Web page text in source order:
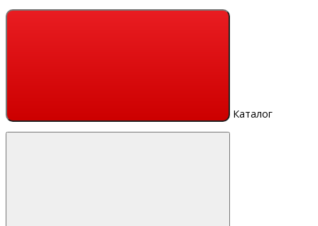
Каталог